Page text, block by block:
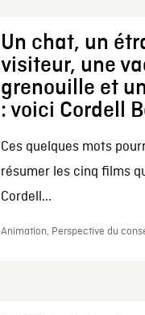
Un chat, un
visiteur, une
grenouille et
: voici Cordell
Ces quelques mots
résumer les cinq films
Cordell...
Animation, Perspective du